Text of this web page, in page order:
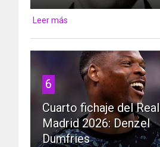
Leer más
6
Cuarto fichaje del Real
Madrid 2026: Denzel
Dumfries